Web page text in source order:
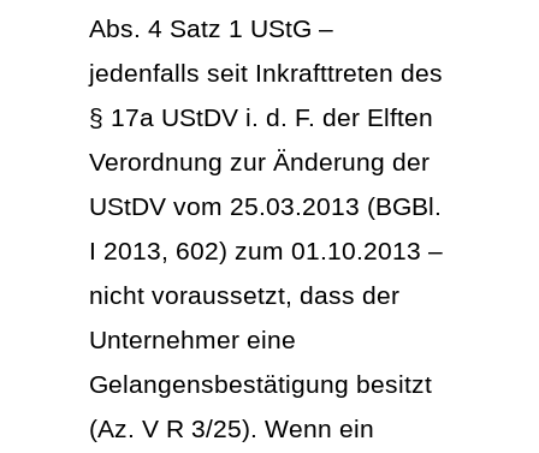
Abs. 4 Satz 1 UStG –
jedenfalls seit Inkrafttreten des
§ 17a UStDV i. d. F. der Elften
Verordnung zur Änderung der
UStDV vom 25.03.2013 (BGBl.
I 2013, 602) zum 01.10.2013 –
nicht voraussetzt, dass der
Unternehmer eine
Gelangensbestätigung besitzt
(Az. V R 3/25). Wenn ein